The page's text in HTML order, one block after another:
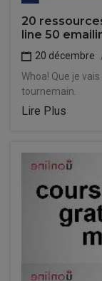
20
line 50
20 décembre
Whoa! Que je
tournemain.
Lire Plus